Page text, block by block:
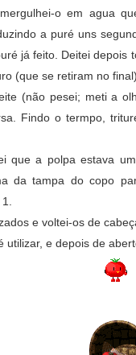
o em agua
a puré uns
já feito. Deitei
(que se retiram no final).
(não pesei; meti a
Findo o termpo,
que a polpa estava
da tampa do copo
e voltei-os de
utilizar, e depois de